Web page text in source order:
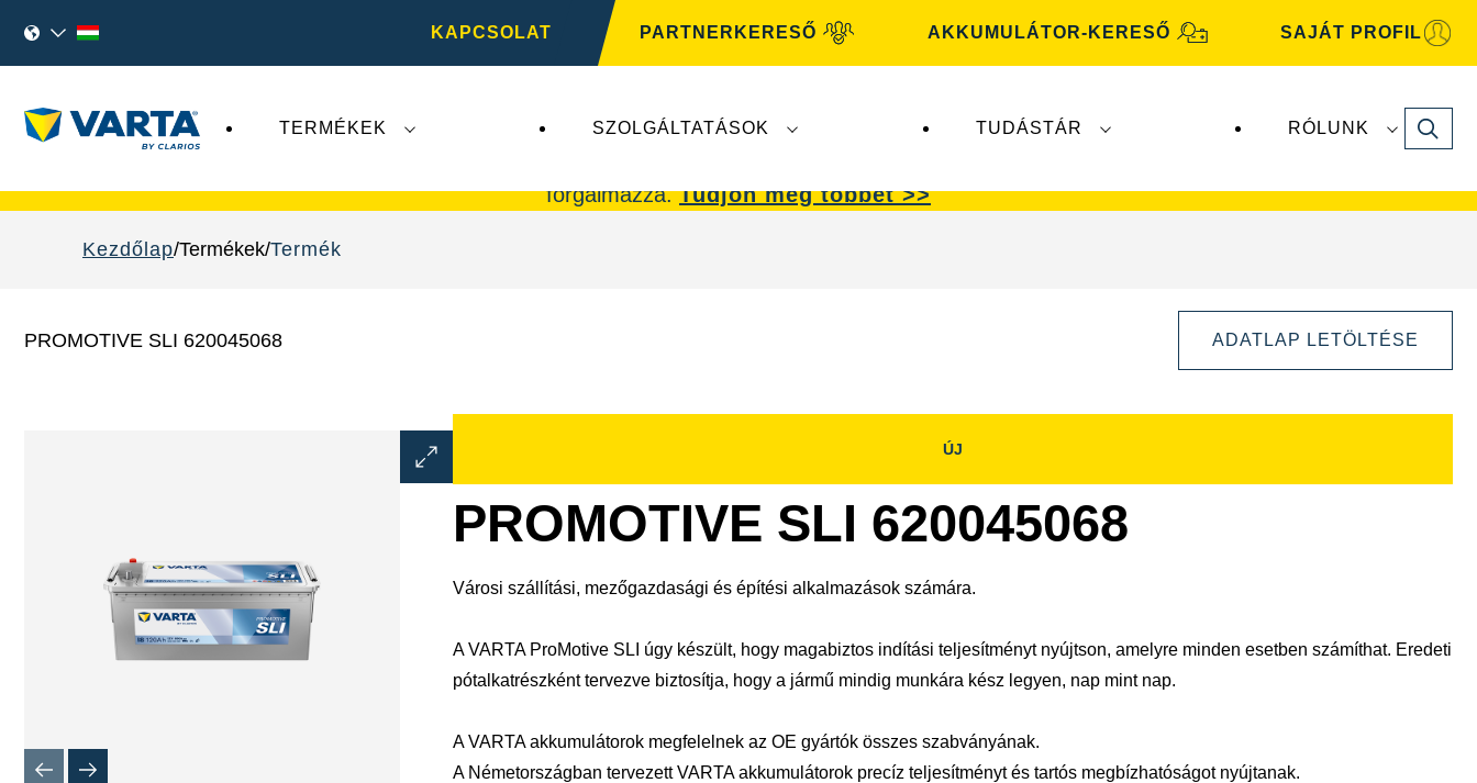
KAPCSOLAT PARTNERKERESŐ AKKUMULÁTOR-KERESŐ SAJÁT PROFIL
TERMÉKEK SZOLGÁLTATÁSOK TUDÁSTÁR RÓLUNK Search
forgalmazza.Tudjon meg többet >>
Kezdőlap Termékek Termék
PROMOTIVE SLI 620045068 ADATLAP LETÖLTÉSE
Kép
párbeszédpanel
ÚJ
PROMOTIVE SLI 620045068
Városi szállítási, mezőgazdasági és építési alkalmazások számára.
A VARTA ProMotive SLI úgy készült, hogy magabiztos indítási teljesítményt nyújtson, amelyre minden esetben számíthat. Eredeti
pótalkatrészként tervezve biztosítja, hogy a jármű mindig munkára kész legyen, nap mint nap.
A VARTA akkumulátorok megfelelnek az OE gyártók összes szabványának.
A Németországban tervezett VARTA akkumulátorok precíz teljesítményt és tartós megbízhatóságot nyújtanak.